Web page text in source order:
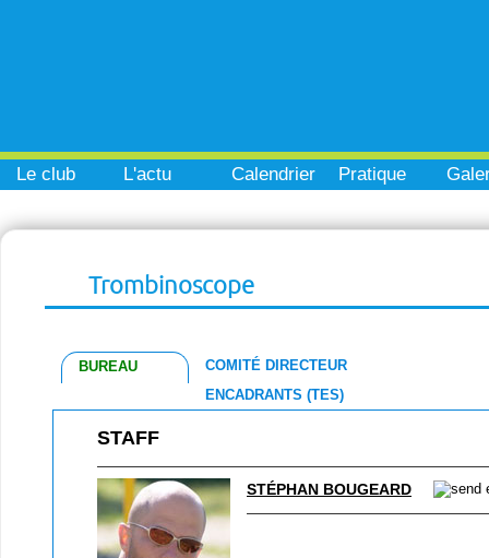
Le club L'actu Calendrier Pratique
Trombinoscope
BUREAU
COMITÉ DIRECTEUR
ENCADRANTS (TES)
STAFF
STÉPHAN BOUGEARD